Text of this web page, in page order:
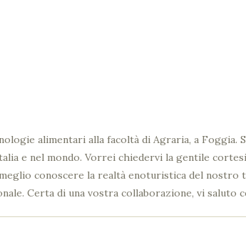
alimentari alla facoltà di Agraria, a
e nel mondo. Vorrei chiedervi la gentile
conoscere la realtà enoturistica del
Certa di una vostra collaborazione, vi saluto